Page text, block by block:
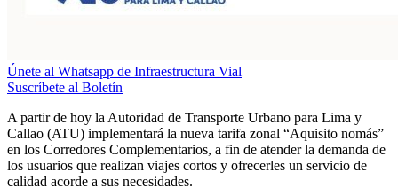
Únete al Whatsapp de Infraestructura Vial
Suscríbete al Boletín
A partir de hoy la Autoridad de Transporte Urbano para Lima y
Callao (ATU) implementará la nueva tarifa zonal “Aquisito nomás”
en los Corredores Complementarios, a fin de atender la demanda de
los usuarios que realizan viajes cortos y ofrecerles un servicio de
calidad acorde a sus necesidades.